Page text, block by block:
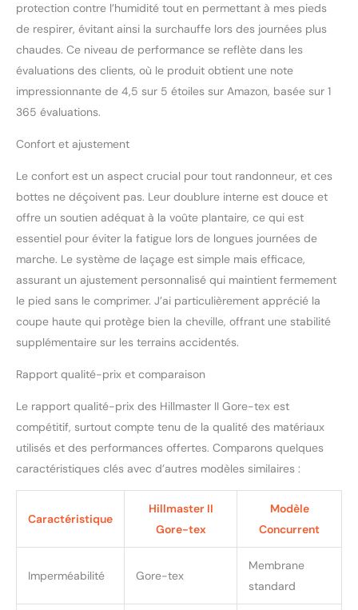
protection contre l’humidité tout en permettant à mes pieds
de respirer, évitant ainsi la surchauffe lors des journées plus
chaudes. Ce niveau de performance se reflète dans les
évaluations des clients, où le produit obtient une note
impressionnante de 4,5 sur 5 étoiles sur Amazon, basée sur 1
365 évaluations.
Confort et ajustement
Le confort est un aspect crucial pour tout randonneur, et ces
bottes ne déçoivent pas. Leur doublure interne est douce et
offre un soutien adéquat à la voûte plantaire, ce qui est
essentiel pour éviter la fatigue lors de longues journées de
marche. Le système de laçage est simple mais efficace,
assurant un ajustement personnalisé qui maintient fermement
le pied sans le comprimer. J’ai particulièrement apprécié la
coupe haute qui protège bien la cheville, offrant une stabilité
supplémentaire sur les terrains accidentés.
Rapport qualité-prix et comparaison
Le rapport qualité-prix des Hillmaster II Gore-tex est
compétitif, surtout compte tenu de la qualité des matériaux
utilisés et des performances offertes. Comparons quelques
caractéristiques clés avec d’autres modèles similaires :
Caractéristique
Hillmaster II
Gore-tex
Modèle
Concurrent
Imperméabilité Gore-tex
Membrane
standard